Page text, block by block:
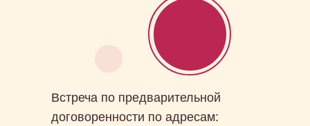
ОЦЕНИТЬ
ИКОНУ
Встреча по предварительной
договоренности по адресам: